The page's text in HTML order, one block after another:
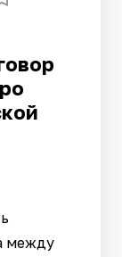
между